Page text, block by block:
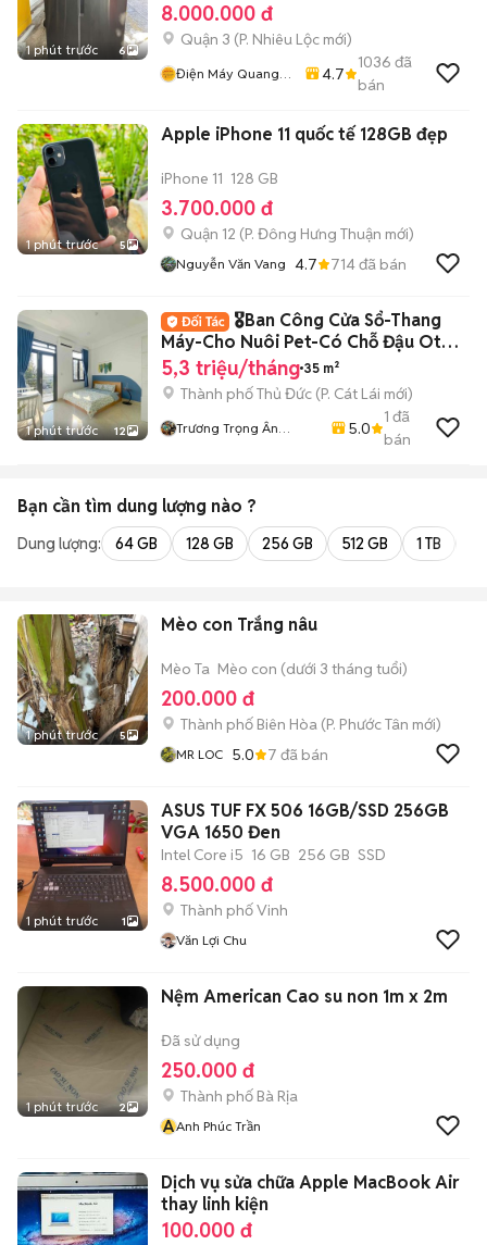
1 phút trước 6
8.000.000 đ
Quận 3 (P. Nhiêu Lộc mới)
Điện Máy Quang
4.7
1036 đã
bán
1 phút trước 5
Apple iPhone 11 quốc tế 128GB đẹp
iPhone 11 128 GB
3.700.000 đ
Quận 12 (P. Đông Hưng Thuận mới)
Nguyễn Văn Vang 4.7 714đã bán
1 phút trước 12
🎖Ban Công Cửa Sổ-Thang
Máy-Cho Nuôi Pet-Có Chỗ Đậu Oto
Công Viên
5,3 triệu/tháng 35 m²
Thành phố Thủ Đức (P. Cát Lái mới)
Trương Trọng Ân
5.0
1 đã
bán
Bạn cần tìm dung lượng nào ?
Dung lượng: 64 GB 128 GB 256 GB 512 GB 1 TB
1 phút trước 5
Mèo con Trắng nâu
Mèo Ta Mèo con (dưới 3 tháng tuổi)
200.000 đ
Thành phố Biên Hòa (P. Phước Tân mới)
MR LOC 5.0 7 đã bán
1 phút trước 1
ASUS TUF FX 506 16GB/SSD 256GB
VGA 1650 Đen
Intel Core i5 16 GB 256 GB SSD
8.500.000 đ
Thành phố Vinh
Văn Lợi Chu
1 phút trước 2
Nệm American Cao su non 1m x 2m
Đã sử dụng
250.000 đ
Thành phố Bà Rịa
AAnh Phúc Trần
Dịch vụ sửa chữa Apple MacBook Air
thay linh kiện
100.000 đ